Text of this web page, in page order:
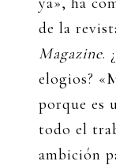
de la
Magazine.
elogios?
porque es
todo el
ambición